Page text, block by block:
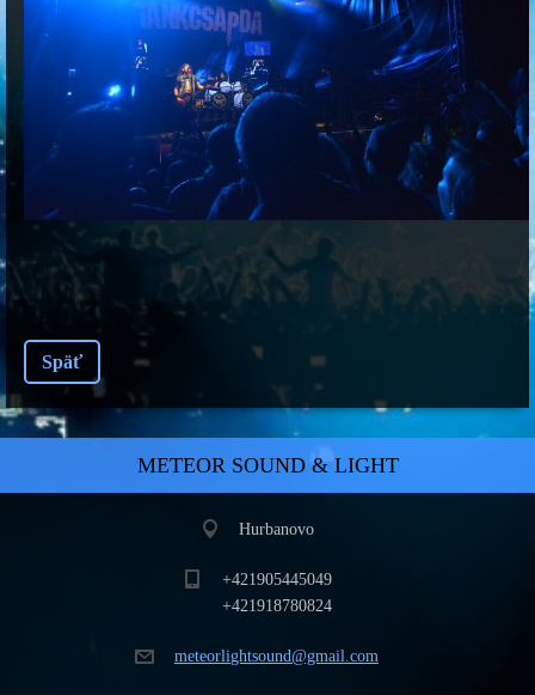
Späť
METEOR SOUND & LIGHT
Hurbanovo
+421905445049
+421918780824
meteorlightsound@gmail.com